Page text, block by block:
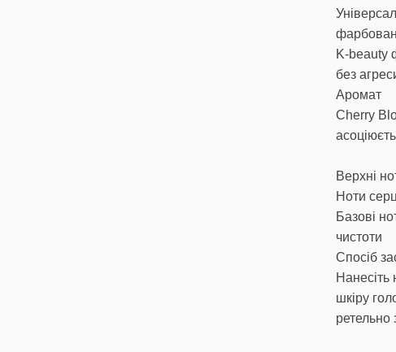
K-beauty
без
Аромат
Cherry
Верхні
Ноти
Базові
чистоти
Спосіб
Нанесіть
шкіру
ретельно